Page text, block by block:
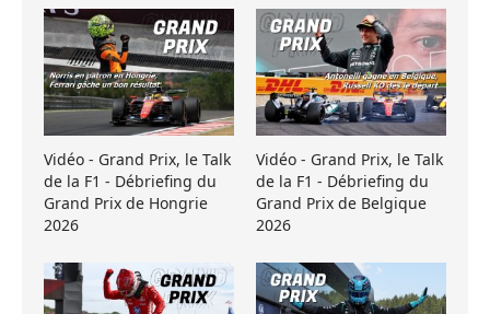
Vidéo - Grand Prix, le Talk
de la F1 - Débriefing du
Grand Prix de Hongrie
2026
Vidéo - Grand Prix, le Talk
de la F1 - Débriefing du
Grand Prix de Belgique
2026